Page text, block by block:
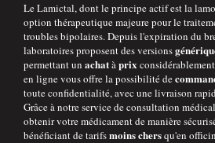
Le Lamictal, dont le principe actif est la
option thérapeutique majeure pour le
troubles bipolaires. Depuis l'expiration du
laboratoires proposent des versions
permettant un achatàprix
en ligne vous offre la possibilité de
toute confidentialité, avec une livraison
Grâce à notre service de consultation
obtenir votre médicament de manière
bénéficiant de tarifsmoins chersqu'en